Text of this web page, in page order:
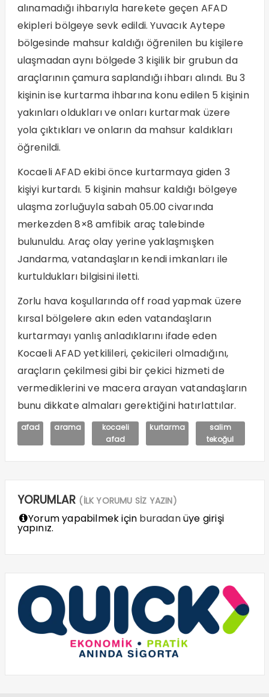
alınamadığı ihbarıyla harekete geçen AFAD
ekipleri bölgeye sevk edildi. Yuvacık Aytepe
bölgesinde mahsur kaldığı öğrenilen bu kişilere
ulaşmadan aynı bölgede 3 kişilik bir grubun da
araçlarının çamura saplandığı ihbarı alındı. Bu 3
kişinin ise kurtarma ihbarına konu edilen 5 kişinin
yakınları oldukları ve onları kurtarmak üzere
yola çıktıkları ve onların da mahsur kaldıkları
öğrenildi.
Kocaeli AFAD ekibi önce kurtarmaya giden 3
kişiyi kurtardı. 5 kişinin mahsur kaldığı bölgeye
ulaşma zorluğuyla sabah 05.00 civarında
merkezden 8×8 amfibik araç talebinde
bulunuldu. Araç olay yerine yaklaşmışken
Jandarma, vatandaşların kendi imkanları ile
kurtuldukları bilgisini iletti.
Zorlu hava koşullarında off road yapmak üzere
kırsal bölgelere akın eden vatandaşların
kurtarmayı yanlış anladıklarını ifade eden
Kocaeli AFAD yetkilileri, çekicileri olmadığını,
araçların çekilmesi gibi bir çekici hizmeti de
vermediklerini ve macera arayan vatandaşların
bunu dikkate almaları gerektiğini hatırlattılar.
afad arama
kocaeli
afad
kurtarma
salim
tekoğul
YORUMLAR (İLK YORUMU SİZ YAZIN)
Yorum yapabilmek için buradanüye girişi
yapınız.